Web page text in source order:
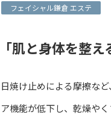
フェイシャル鎌倉 エステ
肌と身体を整え
焼け止めによる摩擦な
機能が低下し、乾燥や